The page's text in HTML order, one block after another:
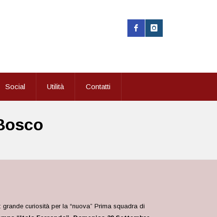
Social Utilità Contatti
curiosità per la “nuova” Prima squadra di